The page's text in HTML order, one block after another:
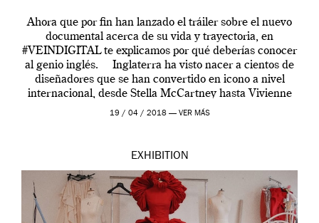
Ahora que por fin han lanzado el tráiler sobre el nuevo
documental acerca de su vida y trayectoria, en
#VEINDIGITAL te explicamos por qué deberías conocer
al genio inglés. Inglaterra ha visto nacer a cientos de
diseñadores que se han convertido en icono a nivel
internacional, desde Stella McCartney hasta Vivienne
Westwood pasando […]
19 / 04 / 2018 — VER MÁS
EXHIBITION